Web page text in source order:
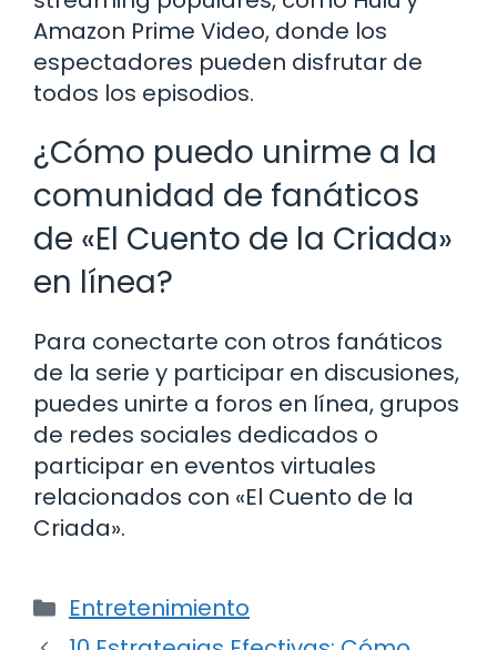
Amazon Prime Video, donde los
espectadores pueden disfrutar de
todos los episodios.
¿Cómo puedo unirme a la
comunidad de fanáticos
de «El Cuento de la Criada»
en línea?
Para conectarte con otros fanáticos
de la serie y participar en discusiones,
puedes unirte a foros en línea, grupos
de redes sociales dedicados o
participar en eventos virtuales
relacionados con «El Cuento de la
Criada».
Categorías
Entretenimiento